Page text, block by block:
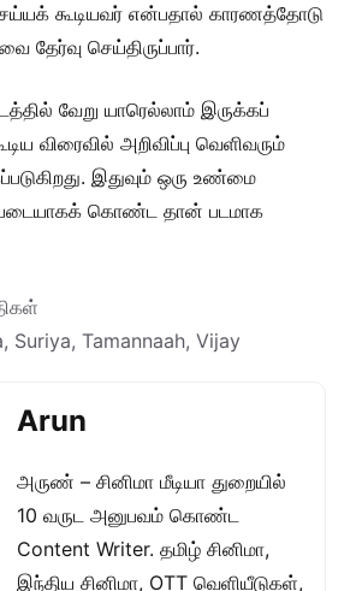
கூடியவர் என்பதால் காரணத்தோடு
தேர்வு செய்திருப்பார்.
வேறு யாரெல்லாம் இருக்கப்
விரைவில் அறிவிப்பு வெளிவரும்
இதுவும் ஒரு உண்மை
கொண்ட தான் படமாக
, Suriya, Tamannaah, Vijay
Arun
அருண் – சினிமா மீடியா துறையில்
10 வருட அனுபவம் கொண்ட
Content Writer. தமிழ் சினிமா,
இந்திய சினிமா, OTT வெளியீடுகள்,